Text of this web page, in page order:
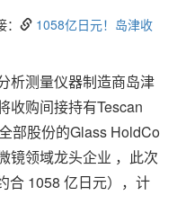
1058亿日元！岛津收
测量仪器制造商岛津
收购间接持有Tescan
部股份的Glass HoldCo
镜领域龙头企业 ，此次
合 1058 亿日元），计